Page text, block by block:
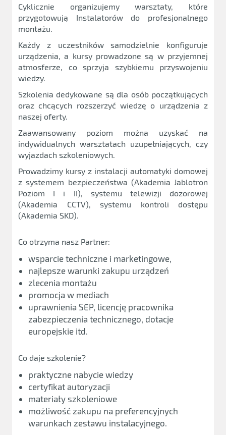
Cyklicznie organizujemy warsztaty, które
przygotowują Instalatorów do profesjonalnego
montażu.
Każdy z uczestników samodzielnie konfiguruje
urządzenia, a kursy prowadzone są w przyjemnej
atmosferze, co sprzyja szybkiemu przyswojeniu
wiedzy.
Szkolenia dedykowane są dla osób początkujących
oraz chcących rozszerzyć wiedzę o urządzenia z
naszej oferty.
Zaawansowany poziom można uzyskać na
indywidualnych warsztatach uzupełniających, czy
wyjazdach szkoleniowych.
Prowadzimy kursy z instalacji automatyki domowej
z systemem bezpieczeństwa (Akademia Jablotron
Poziom I i II), systemu telewizji dozorowej
(Akademia CCTV), systemu kontroli dostępu
(Akademia SKD).
Co otrzyma nasz Partner:
wsparcie techniczne i marketingowe,
najlepsze warunki zakupu urządzeń
zlecenia montażu
promocja w mediach
uprawnienia SEP, licencję pracownika
zabezpieczenia technicznego, dotacje
europejskie itd.
Co daje szkolenie?
praktyczne nabycie wiedzy
certyfikat autoryzacji
materiały szkoleniowe
możliwość zakupu na preferencyjnych
warunkach zestawu instalacyjnego.